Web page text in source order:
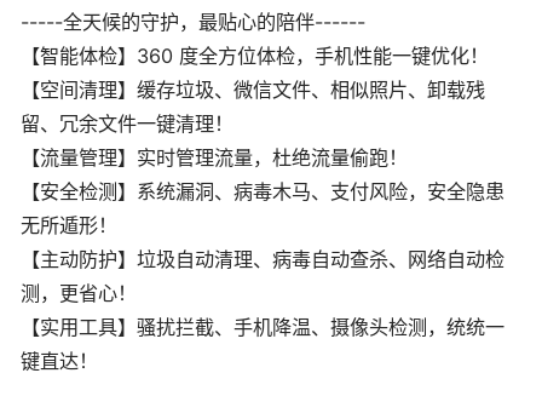
-----全天候的守护，最贴心的陪伴------
【智能体检】360 度全方位体检，手机性能一键优化！
【空间清理】缓存垃圾、微信文件、相似照片、卸载残
留、冗余文件一键清理！
【流量管理】实时管理流量，杜绝流量偷跑！
【安全检测】系统漏洞、病毒木马、支付风险，安全隐患
无所遁形！
【主动防护】垃圾自动清理、病毒自动查杀、网络自动检
测，更省心！
【实用工具】骚扰拦截、手机降温、摄像头检测，统统一
键直达！